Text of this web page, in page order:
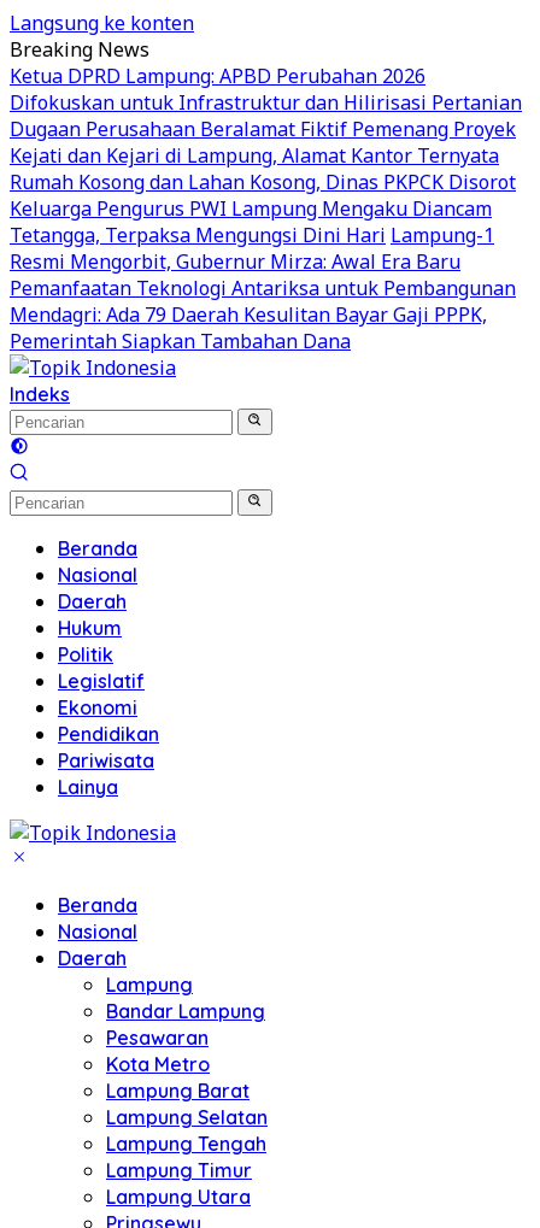
Langsung ke konten
Breaking News
Ketua DPRD Lampung: APBD Perubahan 2026
Difokuskan untuk Infrastruktur dan Hilirisasi Pertanian
Dugaan Perusahaan Beralamat Fiktif Pemenang Proyek
Kejati dan Kejari di Lampung, Alamat Kantor Ternyata
Rumah Kosong dan Lahan Kosong, Dinas PKPCK Disorot
Keluarga Pengurus PWI Lampung Mengaku Diancam
Tetangga, Terpaksa Mengungsi Dini Hari Lampung-1
Resmi Mengorbit, Gubernur Mirza: Awal Era Baru
Pemanfaatan Teknologi Antariksa untuk Pembangunan
Mendagri: Ada 79 Daerah Kesulitan Bayar Gaji PPPK,
Pemerintah Siapkan Tambahan Dana
Indeks
Beranda
Nasional
Daerah
Hukum
Politik
Legislatif
Ekonomi
Pendidikan
Pariwisata
Lainya
Beranda
Nasional
Daerah
Lampung
Bandar Lampung
Pesawaran
Kota Metro
Lampung Barat
Lampung Selatan
Lampung Tengah
Lampung Timur
Lampung Utara
Pringsewu